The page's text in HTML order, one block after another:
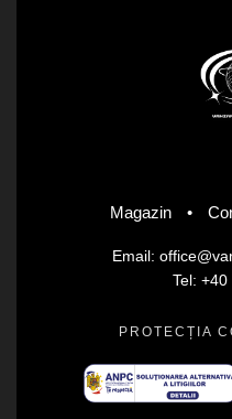
Magazin •
Email:
Tel:
PROTECȚIA